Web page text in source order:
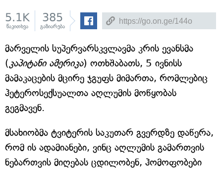
5.1K
წაკითხვა
385
გაზიარება
მარველის სუპერვარსკვლავმა კრის ევანსმა
(კაპიტანი ამერიკა) ოთხშაბათს, 5 ივნისს
მამაკაცების მცირე ჯგუფს მიმართა, რომლებიც
ჰეტეროსექსუალთა აღლუმის მოწყობას
გეგმავენ.
მსახიობმა ტვიტერის საკუთარ გვერდზე დაწერა,
რომ ის ადამიანები, ვინც აღლუმის გამართვის
ნებართვის მიღებას ცდილობენ, ჰომოფობები